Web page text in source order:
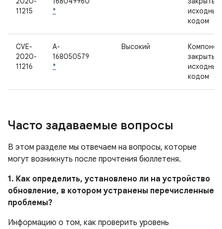
11215
*
исходным
кодом
CVE-
2020-
11216
A-
168050579
*
Высокий
закрытым
исходным
кодом
Часто задаваемые вопросы
В этом разделе мы отвечаем на вопросы, которые
могут возникнуть после прочтения бюллетеня.
1. Как определить, установлено ли на устройство
обновление, в котором устранены перечисленные
проблемы?
Информацию о том, как проверить уровень